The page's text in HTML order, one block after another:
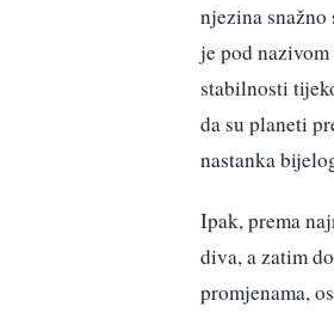
njezina
je pod
stabilnosti
da su planeti
nastanka
Ipak, prema
diva, a zatim
promjenama,